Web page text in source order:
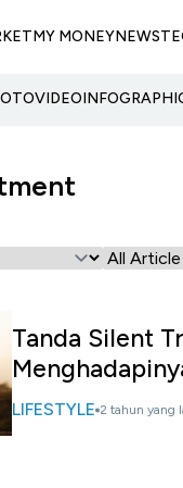
MY MONEYNEWS
VIDEO
Tanda Silent
LIFESTYLE 2 tahun yang